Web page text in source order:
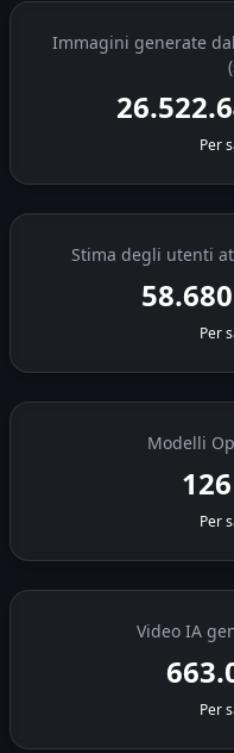
Immagini generate
Per
Stima degli utenti
Per
Modelli
126
Per
Video IA
Per